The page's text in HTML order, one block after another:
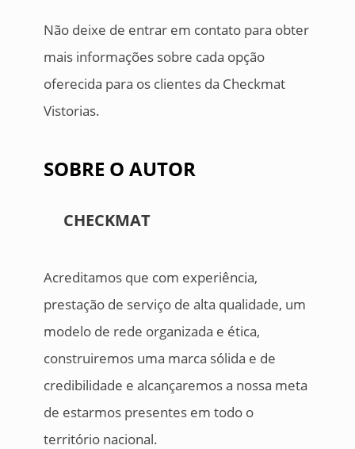
Não deixe de entrar em contato para obter
mais informações sobre cada opção
oferecida para os clientes da Checkmat
Vistorias.
SOBRE O AUTOR
CHECKMAT
Acreditamos que com experiência,
prestação de serviço de alta qualidade, um
modelo de rede organizada e ética,
construiremos uma marca sólida e de
credibilidade e alcançaremos a nossa meta
de estarmos presentes em todo o
território nacional.